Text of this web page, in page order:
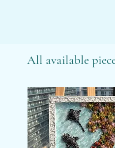
All available